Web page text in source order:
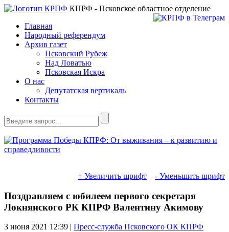
КПРФ - Псковское областное отделение
Главная
Народный референдум
Архив газет
Псковский Рубеж
Над Ловатью
Псковская Искра
О нас
Депутатская вертикаль
Контакты
+ Увеличить шрифт - Уменьшить шрифт
Поздравляем с юбилеем первого секретаря
Локнянского РК КПРФ Валентину Акимову
3 июня 2021 12:39 | Пресс-служба Псковского ОК КПРФ